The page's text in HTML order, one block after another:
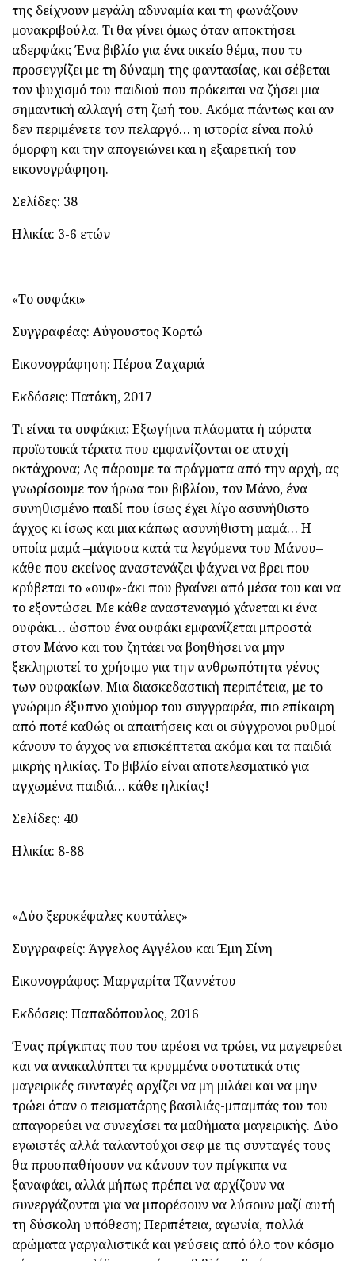
της δείχνουν μεγάλη αδυναμία και τη φωνάζουν
μονακριβούλα. Τι θα γίνει όμως όταν αποκτήσει
αδερφάκι; Ένα βιβλίο για ένα οικείο θέμα, που το
προσεγγίζει με τη δύναμη της φαντασίας, και σέβεται
τον ψυχισμό του παιδιού που πρόκειται να ζήσει μια
σημαντική αλλαγή στη ζωή του. Ακόμα πάντως και αν
δεν περιμένετε τον πελαργό… η ιστορία είναι πολύ
όμορφη και την απογειώνει και η εξαιρετική του
εικονογράφηση.
Σελίδες: 38
Ηλικία: 3-6 ετών
«Το ουφάκι»
Συγγραφέας: Αύγουστος Κορτώ
Εικονογράφηση: Πέρσα Ζαχαριά
Εκδόσεις: Πατάκη, 2017
Τι είναι τα ουφάκια; Εξωγήινα πλάσματα ή αόρατα
προϊστοικά τέρατα που εμφανίζονται σε ατυχή
οκτάχρονα; Ας πάρουμε τα πράγματα από την αρχή, ας
γνωρίσουμε τον ήρωα του βιβλίου, τον Μάνο, ένα
συνηθισμένο παιδί που ίσως έχει λίγο ασυνήθιστο
άγχος κι ίσως και μια κάπως ασυνήθιστη μαμά… Η
οποία μαμά –μάγισσα κατά τα λεγόμενα του Μάνου–
κάθε που εκείνος αναστενάζει ψάχνει να βρει που
κρύβεται το «ουφ»-άκι που βγαίνει από μέσα του και να
το εξοντώσει. Με κάθε αναστεναγμό χάνεται κι ένα
ουφάκι… ώσπου ένα ουφάκι εμφανίζεται μπροστά
στον Μάνο και του ζητάει να βοηθήσει να μην
ξεκληριστεί το χρήσιμο για την ανθρωπότητα γένος
των ουφακίων. Μια διασκεδαστική περιπέτεια, με το
γνώριμο έξυπνο χιούμορ του συγγραφέα, πιο επίκαιρη
από ποτέ καθώς οι απαιτήσεις και οι σύγχρονοι ρυθμοί
κάνουν το άγχος να επισκέπτεται ακόμα και τα παιδιά
μικρής ηλικίας. Το βιβλίο είναι αποτελεσματικό για
αγχωμένα παιδιά… κάθε ηλικίας!
Σελίδες: 40
Ηλικία: 8-88
«Δύο ξεροκέφαλες κουτάλες»
Συγγραφείς: Άγγελος Αγγέλου και Έμη Σίνη
Εικονογράφος: Μαργαρίτα Τζαννέτου
Εκδόσεις: Παπαδόπουλος, 2016
Ένας πρίγκιπας που του αρέσει να τρώει, να μαγειρεύει
και να ανακαλύπτει τα κρυμμένα συστατικά στις
μαγειρικές συνταγές αρχίζει να μη μιλάει και να μην
τρώει όταν ο πεισματάρης βασιλιάς-μπαμπάς του του
απαγορεύει να συνεχίσει τα μαθήματα μαγειρικής. Δύο
εγωιστές αλλά ταλαντούχοι σεφ με τις συνταγές τους
θα προσπαθήσουν να κάνουν τον πρίγκιπα να
ξαναφάει, αλλά μήπως πρέπει να αρχίζουν να
συνεργάζονται για να μπορέσουν να λύσουν μαζί αυτή
τη δύσκολη υπόθεση; Περιπέτεια, αγωνία,πολλά
αρώματα γαργαλιστικά και γεύσεις από όλο τον κόσμο